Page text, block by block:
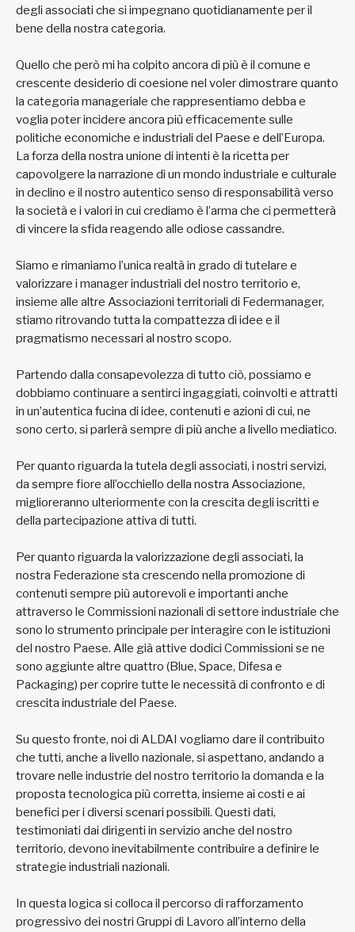
degli associati che si impegnano quotidianamente per il
bene della nostra categoria.
Quello che però mi ha colpito ancora di più è il comune e
crescente desiderio di coesione nel voler dimostrare quanto
la categoria manageriale che rappresentiamo debba e
voglia poter incidere ancora più efficacemente sulle
politiche economiche e industriali del Paese e dell’Europa.
La forza della nostra unione di intenti è la ricetta per
capovolgere la narrazione di un mondo industriale e culturale
in declino e il nostro autentico senso di responsabilità verso
la società e i valori in cui crediamo è l’arma che ci permetterà
di vincere la sfida reagendo alle odiose cassandre.
Siamo e rimaniamo l’unica realtà in grado di tutelare e
valorizzare i manager industriali del nostro territorio e,
insieme alle altre Associazioni territoriali di Federmanager,
stiamo ritrovando tutta la compattezza di idee e il
pragmatismo necessari al nostro scopo.
Partendo dalla consapevolezza di tutto ciò, possiamo e
dobbiamo continuare a sentirci ingaggiati, coinvolti e attratti
in un’autentica fucina di idee, contenuti e azioni di cui, ne
sono certo, si parlerà sempre di più anche a livello mediatico.
Per quanto riguarda la tutela degli associati, i nostri servizi,
da sempre fiore all’occhiello della nostra Associazione,
miglioreranno ulteriormente con la crescita degli iscritti e
della partecipazione attiva di tutti.
Per quanto riguarda la valorizzazione degli associati, la
nostra Federazione sta crescendo nella promozione di
contenuti sempre più autorevoli e importanti anche
attraverso le Commissioni nazionali di settore industriale che
sono lo strumento principale per interagire con le istituzioni
del nostro Paese. Alle già attive dodici Commissioni se ne
sono aggiunte altre quattro (Blue, Space, Difesa e
Packaging) per coprire tutte le necessità di confronto e di
crescita industriale del Paese.
Su questo fronte, noi di ALDAI vogliamo dare il contribuito
che tutti, anche a livello nazionale, si aspettano, andando a
trovare nelle industrie del nostro territorio la domanda e la
proposta tecnologica più corretta, insieme ai costi e ai
benefici per i diversi scenari possibili. Questi dati,
testimoniati dai dirigenti in servizio anche del nostro
territorio, devono inevitabilmente contribuire a definire le
strategie industriali nazionali.
In questa logica si colloca il percorso di rafforzamento
progressivo dei nostri Gruppi di Lavoro all’interno della